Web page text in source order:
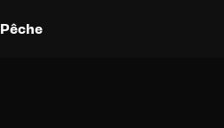
Pêche